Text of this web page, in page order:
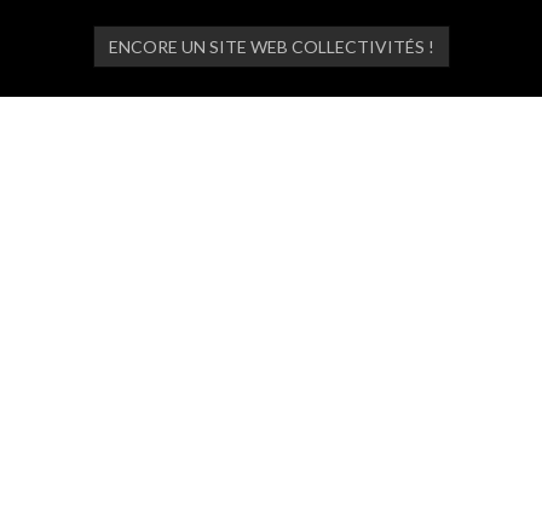
ENCORE UN SITE WEB COLLECTIVITÉS !